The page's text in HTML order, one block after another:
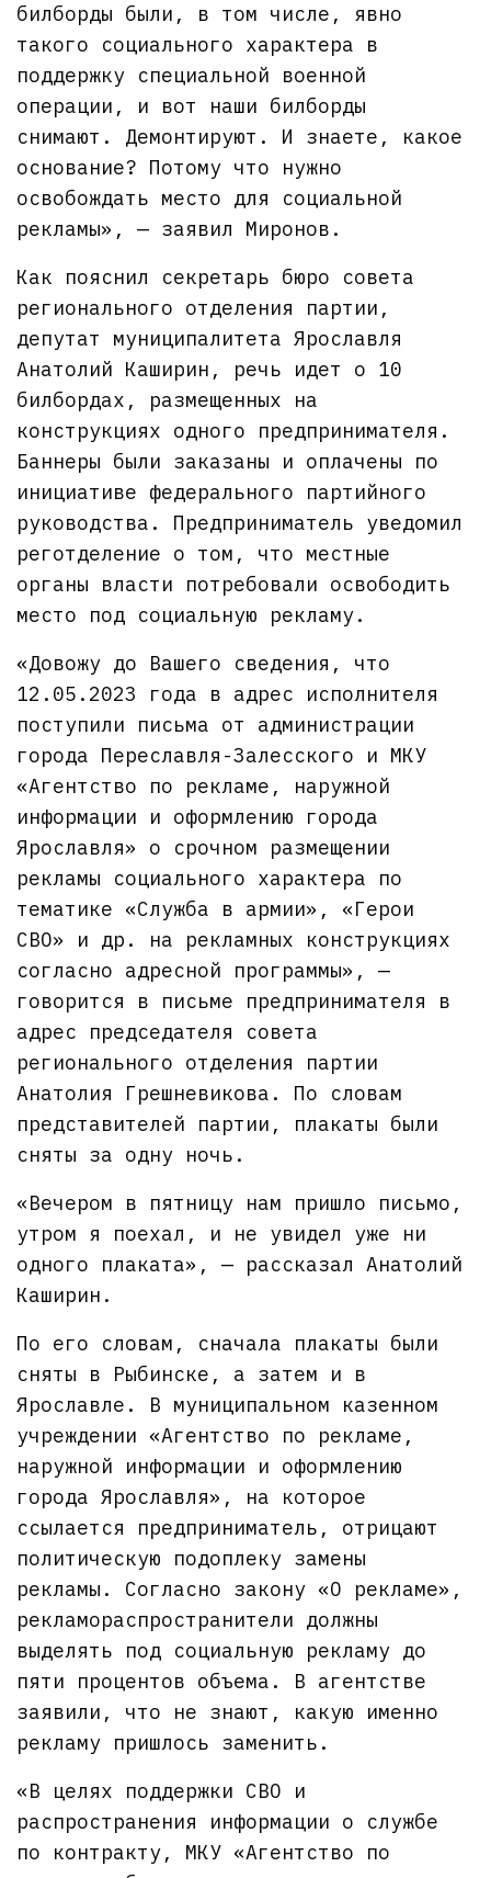
билборды были, в том числе, явно
такого социального характера в
поддержку специальной военной
операции, и вот наши билборды
снимают. Демонтируют. И знаете, какое
основание? Потому что нужно
освобождать место для социальной
рекламы», — заявил Миронов.
Как пояснил секретарь бюро совета
регионального отделения партии,
депутат муниципалитета Ярославля
Анатолий Каширин, речь идет о 10
билбордах, размещенных на
конструкциях одного предпринимателя.
Баннеры были заказаны и оплачены по
инициативе федерального партийного
руководства. Предприниматель уведомил
реготделение о том, что местные
органы власти потребовали освободить
место под социальную рекламу.
«Довожу до Вашего сведения, что
12.05.2023 года в адрес исполнителя
поступили письма от администрации
города Переславля-Залесского и МКУ
«Агентство по рекламе, наружной
информации и оформлению города
Ярославля» о срочном размещении
рекламы социального характера по
тематике «Служба в армии», «Герои
СВО» и др. на рекламных конструкциях
согласно адресной программы», —
говорится в письме предпринимателя в
адрес председателя совета
регионального отделения партии
Анатолия Грешневикова. По словам
представителей партии, плакаты были
сняты за одну ночь.
«Вечером в пятницу нам пришло письмо,
утром я поехал, и не увидел уже ни
одного плаката», — рассказал Анатолий
Каширин.
По его словам, сначала плакаты были
сняты в Рыбинске, а затем и в
Ярославле. В муниципальном казенном
учреждении «Агентство по рекламе,
наружной информации и оформлению
города Ярославля», на которое
ссылается предприниматель, отрицают
политическую подоплеку замены
рекламы. Согласно закону «О рекламе»,
рекламораспространители должны
выделять под социальную рекламу до
пяти процентов объема. В агентстве
заявили, что не знают, какую именно
рекламу пришлось заменить.
«В целях поддержки СВО и
распространения информации о службе
по контракту, МКУ «Агентство по